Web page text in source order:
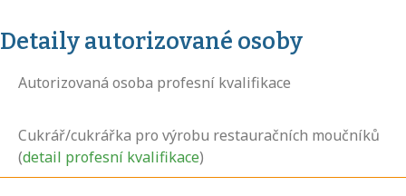
Detaily autorizované osoby
Autorizovaná osoba profesní kvalifikace
Cukrář/cukrářka pro výrobu restauračních moučníků
(detail profesní kvalifikace)